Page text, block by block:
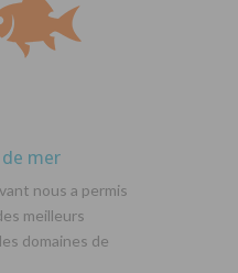
de mer
nous a permis
meilleurs
domaines de